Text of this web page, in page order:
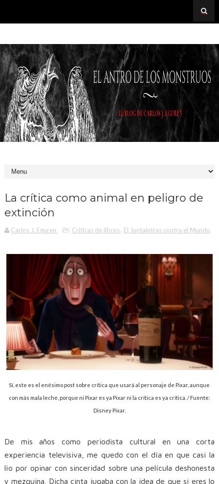
La crítica como animal en peligro de
extinción
Carlos J. Eguren Críticas de libros, El Juntaletras contra el Mundo
Sí, este es el enésimo post sobre crítica que usará al personaje de Pixar, aunque
con más mala leche, porque ni Pixar es ya Pixar ni la crítica es ya crítica. / Fuente:
Disney Pixar.
De mis años como periodista cultural en una corta
experiencia televisiva, me quedo con el día en que casi la
lío por opinar con sinceridad sobre una película deshonesta
y mezquina. Dicha cinta jugaba con la idea de que si eres lo